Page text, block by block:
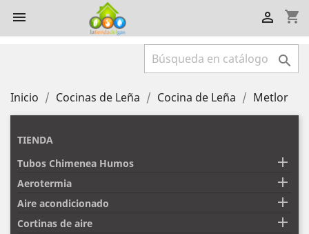
 shopping_cart


Inicio Cocinas de Leña Cocina de Leña Metlor
TIENDA
Tubos Chimenea Humos

Aerotermia 
Aire acondicionado 
Cortinas de aire 